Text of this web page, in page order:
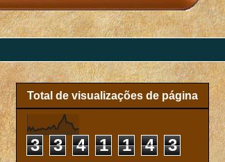
Total de visualizações de página
3 3 4 1 1 4 3